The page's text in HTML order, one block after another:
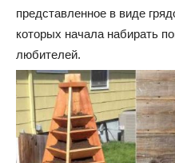
представленное в виде
которых начала набирать
любителей.